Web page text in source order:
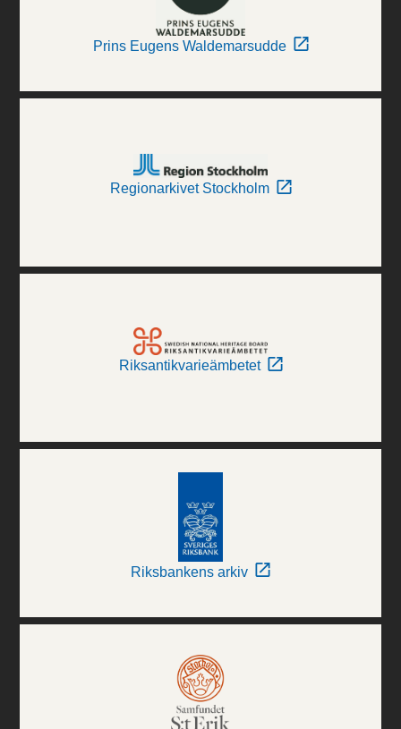
Prins Eugens Waldemarsudde
Regionarkivet Stockholm
Riksantikvarieämbetet
Riksbankens arkiv